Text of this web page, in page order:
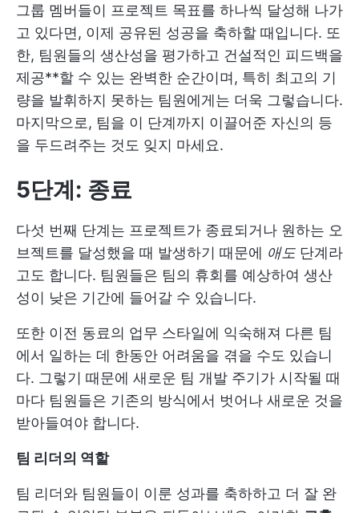
그룹 멤버들이 프로젝트 목표를 하나씩 달성해 나가
고 있다면, 이제 공유된 성공을 축하할 때입니다. 또
한, 팀원들의 생산성을 평가하고 건설적인 피드백을
제공**할 수 있는 완벽한 순간이며, 특히 최고의 기
량을 발휘하지 못하는 팀원에게는 더욱 그렇습니다.
마지막으로, 팀을 이 단계까지 이끌어준 자신의 등
을 두드려주는 것도 잊지 마세요.
5단계: 종료
다섯 번째 단계는 프로젝트가 종료되거나 원하는 오
브젝트를 달성했을 때 발생하기 때문에 애도 단계라
고도 합니다. 팀원들은 팀의 휴회를 예상하여 생산
성이 낮은 기간에 들어갈 수 있습니다.
또한 이전 동료의 업무 스타일에 익숙해져 다른 팀
에서 일하는 데 한동안 어려움을 겪을 수도 있습니
다. 그렇기 때문에 새로운 팀 개발 주기가 시작될 때
마다 팀원들은 기존의 방식에서 벗어나 새로운 것을
받아들여야 합니다.
팀 리더의 역할
팀 리더와 팀원들이 이룬 성과를 축하하고 더 잘 완